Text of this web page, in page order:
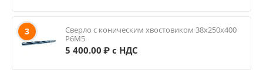
3
Сверло с коническим хвостовиком 38х250х400
Р6М5
5 400.00 ₽ с НДС